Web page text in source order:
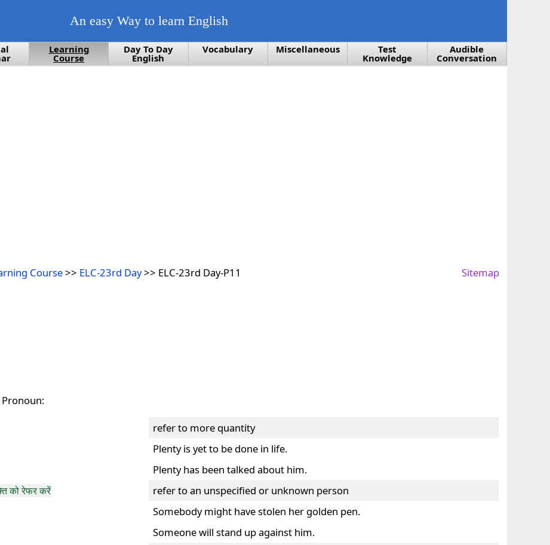
An easy Way to learn English
Learning
Course
Day To Day
English
Vocabulary Miscellaneous Test
Knowledge
Audible
Conversation
Course>> ELC-23rd Day>> ELC-23rd Day-P11 Sitemap
refer to more quantity
Plenty is yet to be done in life.
Plenty has been talked about him.
को रेफर करें refer to an unspecified or unknown person
Somebody might have stolen her golden pen.
Someone will stand up against him.